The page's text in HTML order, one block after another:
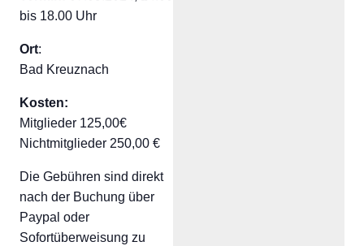
bis 18.00 Uhr
Ort:
Bad Kreuznach
Kosten:
Mitglieder 125,00€
Nichtmitglieder 250,00 €
Die Gebühren sind direkt
nach der Buchung über
Paypal oder
Sofortüberweisung zu